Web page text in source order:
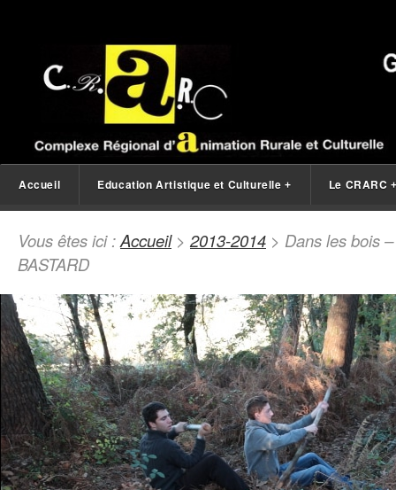
Accueil Education Artistique et Culturelle + Le CRARC
Vous êtes ici :Accueil>2013-2014 > Dans les bois
BASTARD